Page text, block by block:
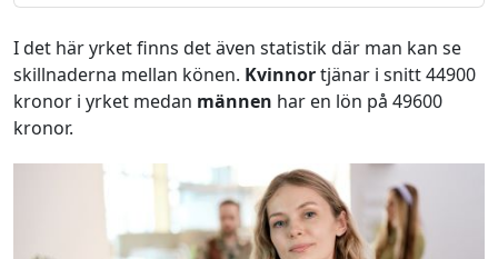
I det här yrket finns det även statistik där man kan se
skillnaderna mellan könen. Kvinnortjänar i snitt 44900
kronor i yrket medan männen har en lön på 49600
kronor.